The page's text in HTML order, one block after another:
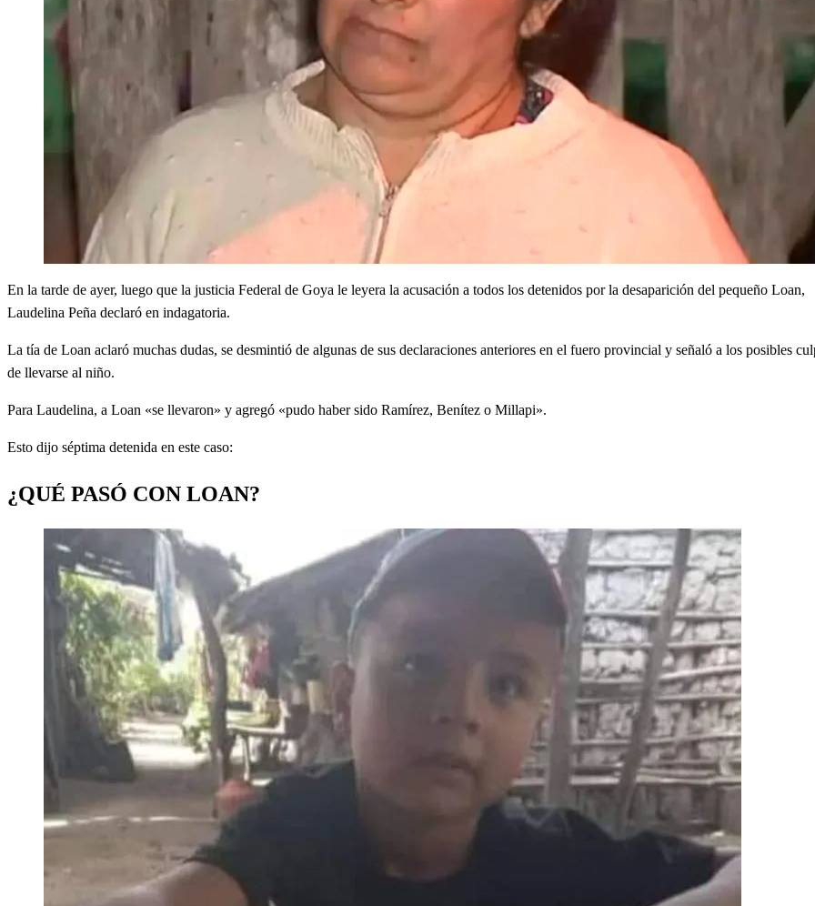
En la tarde de ayer, luego que la justicia Federal de Goya le leyera la acusación a todos los detenidos por la desaparición del pequeño Loan,
Laudelina Peña declaró en indagatoria.
La tía de Loan aclaró muchas dudas, se desmintió de algunas de sus declaraciones anteriores en el fuero provincial y señaló a los posibles
de llevarse al niño.
Para Laudelina, a Loan «se llevaron» y agregó «pudo haber sido Ramírez, Benítez o Millapi».
Esto dijo séptima detenida en este caso:
¿QUÉ PASÓ CON LOAN?